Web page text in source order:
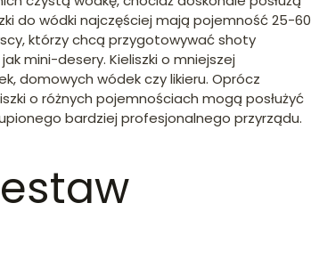
do wódki najczęściej mają pojemność 25-60
którzy chcą przygotowywać shoty
mini-desery. Kieliszki o mniejszej
domowych wódek czy likieru. Oprócz
o różnych pojemnościach mogą posłużyć
bardziej profesjonalnego przyrządu.